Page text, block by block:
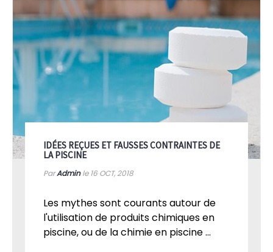
IDÉES REÇUES ET FAUSSES CONTRAINTES DE
LA PISCINE
ParAdminle 16 OCT, 2018
Les mythes sont courants autour de
l'utilisation de produits chimiques en
piscine, ou de la chimie en piscine ...